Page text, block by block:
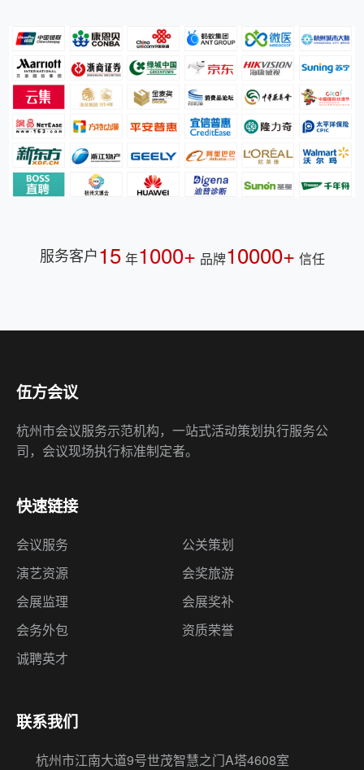
服务客户15 年1000+ 品牌10000+ 信任
伍方会议
杭州市会议服务示范机构，一站式活动策划执行服务公
司，会议现场执行标准制定者。
快速链接
会议服务
公关策划
演艺资源
会奖旅游
会展监理
会展奖补
会务外包
资质荣誉
诚聘英才
联系我们
杭州市江南大道9号世茂智慧之门A塔4608室